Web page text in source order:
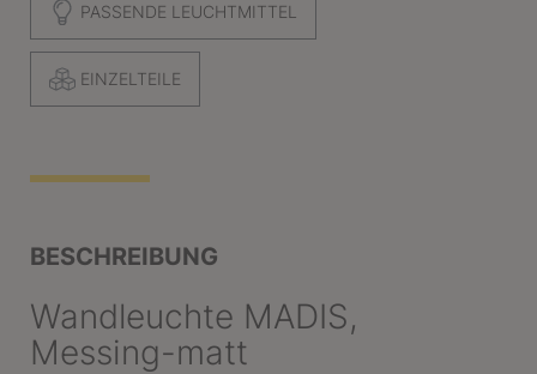
PASSENDE LEUCHTMITTEL
EINZELTEILE
BESCHREIBUNG
Wandleuchte MADIS,
Messing-matt